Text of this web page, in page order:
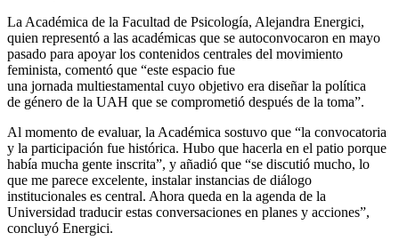
La Académica de la Facultad de Psicología, Alejandra Energici,
quien representó a las académicas que se autoconvocaron en mayo
pasado para apoyar los contenidos centrales del movimiento
feminista, comentó que “este espacio fue
una jornada multiestamental cuyo objetivo era diseñar la política
de género de la UAH que se comprometió después de la toma”.
Al momento de evaluar, la Académica sostuvo que “la convocatoria
y la participación fue histórica. Hubo que hacerla en el patio porque
había mucha gente inscrita”, y añadió que “se discutió mucho, lo
que me parece excelente, instalar instancias de diálogo
institucionales es central. Ahora queda en la agenda de la
Universidad traducir estas conversaciones en planes y acciones”,
concluyó Energici.